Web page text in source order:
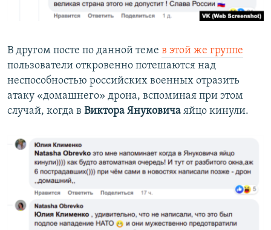
В другом посте по данной теме в этой же группе
пользователи откровенно потешаются над
неспособностью российских военных отразить
атаку «домашнего» дрона, вспоминая при этом
случай, когда в Виктора Януковича яйцо кинули.